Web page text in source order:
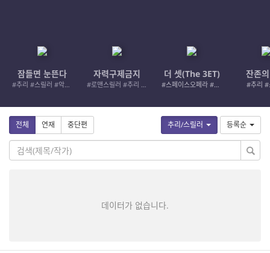
잠들면 눈뜬다
#추리 #스릴러 #악인 #로드레이지
자력구제금지
#로맨스릴러 #추리 #여성서사 #사적제재
더 셋(The 3ET)
#스페이스오페라 #우주활극
잔존
#추리 #
추리/스릴러 등록순
전체 연재 중단편
데이터가 없습니다.